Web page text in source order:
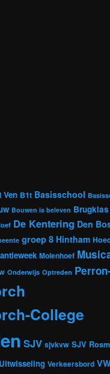
Ven B1t Basisschool
Bouwen is beleven Brugklas
De Kentering Den
groep 8 Hintham
Molenhoef
Onderwijs Optreden
College
SJV sjvkvw SJV
Uitwisseling Verkeersbord